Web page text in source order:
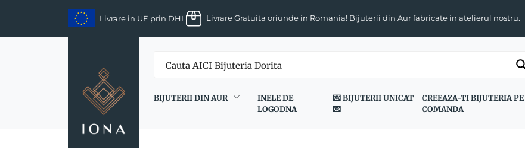
content
Livrare in UE prin DHL Livrare Gratuita oriunde in Romania! Bijuterii din Aur fabricate in atelierul nostru.
BIJUTERII DIN AUR
INELE DE
LOGODNA
💌 BIJUTERII UNICAT
💌
CREEAZA-TI BIJUTERIA PE
COMANDA